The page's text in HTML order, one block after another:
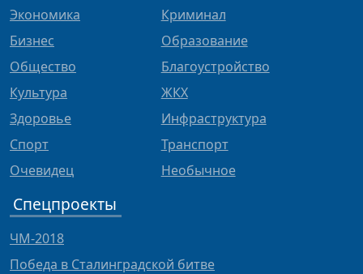
Экономика
Бизнес
Общество
Культура
Здоровье
Спорт
Очевидец
Криминал
Образование
Благоустройство
ЖКХ
Инфраструктура
Транспорт
Необычное
Спецпроекты
ЧМ-2018
Победа в Сталинградской битве